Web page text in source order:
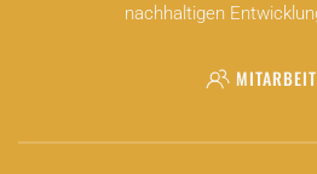
nachhaltigen